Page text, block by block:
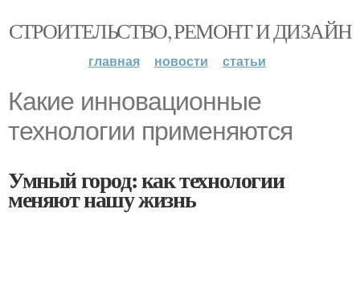
СТРОИТЕЛЬСТВО, РЕМОНТ И ДИЗАЙН
главная новости статьи
Какие инновационные
технологии применяются
Умный город: как технологии
меняют нашу жизнь